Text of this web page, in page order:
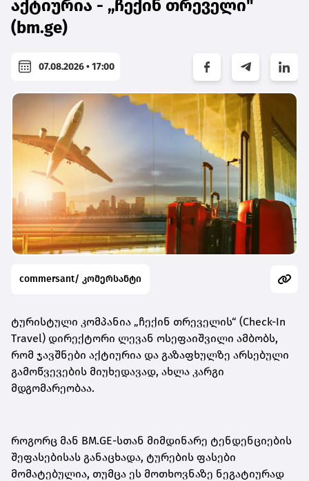
აქტიურია - „ჩექინ თრეველი"
(bm.ge)
07.08.2026 • 17:00
commersant/ კომერსანტი
ტურისტული კომპანია „ჩექინ თრეველის“ (Check-In
Travel) დირექტორი ლევან ოსეფაიშვილი ამბობს,
რომ ჯავშნები აქტიურია და გაზაფხულზე არსებული
გამოწვევების მიუხედავად, ახლა კარგი
მდგომარეობაა.
როგორც მან BM.GE-სთან მიმდინარე ტენდენციების
შეფასებისას განაცხადა, ტურების ფასები
მომატებულია, თუმცა ეს მოთხოვნაზე ნეგატიურად